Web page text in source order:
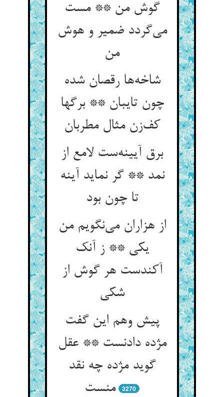
گوش من ** مست
می‌گردد ضمیر و هوش
من
شاخه‌ها رقصان شده
چون تایبان ** برگها
کف‌زن مثال مطربان
برق آیینه‌ست لامع از
نمد ** گر نماید آینه
تا چون بود
از هزاران می‌نگویم من
یکی ** ز آنک
آکندست هر گوش از
شکی
پیش وهم این گفت
مژده دادنست ** عقل
گوید مژده چه نقد
منست
3270